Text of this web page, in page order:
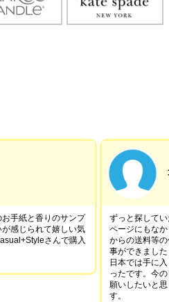
手紙と香りのサンプ
感じられて嬉しい気
さんで購入
ずっと探して
ページにもな
からの送料等
事ができました
日本では手に
ったです。今
願いしたいと
す。